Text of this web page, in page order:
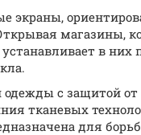
экраны,
магазины,
в них
с защитой от
тканевых
для